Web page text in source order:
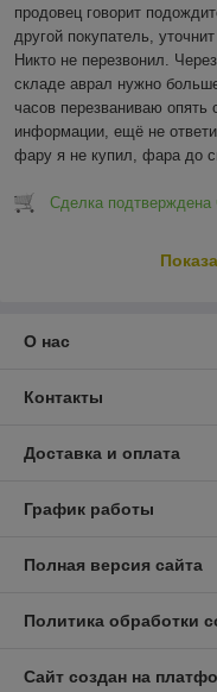
продовец говорит
другой покупатель,
Никто не перезвонил.
складе аврал нужно
часов перезваниваю опять
информации, ещё не
фару я не купил, фара до
Сделка подтверждена
О нас
Контакты
Доставка и оплата
График работы
Полная версия сайта
Политика обработки
Сайт создан на